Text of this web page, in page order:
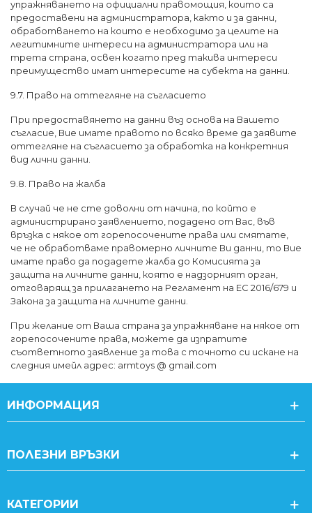
упражняването на официални правомощия, които са
предоставени на администратора, както и за данни,
обработването на които е необходимо за целите на
легитимните интереси на администратора или на
трета страна, освен когато пред такива интереси
преимущество имат интересите на субекта на данни.
9.7. Право на оттегляне на съгласието
При предоставянето на данни въз основа на Вашето
съгласие, Вие имате правото по всяко време да заявите
оттегляне на съгласието за обработка на конкретния
вид лични данни.
9.8. Право на жалба
В случай че не сте доволни от начина, по който е
администрирано заявлението, подадено от Вас, във
връзка с някое от горепосочените права или смятате,
че не обработваме правомерно личните Ви данни, то Вие
имате право да подадете жалба до Комисията за
защита на личните данни, която е надзорният орган,
отговарящ за прилагането на Регламент на ЕС 2016/679 и
Закона за защита на личните данни.
При желание от Ваша страна за упражняване на някое от
горепосочените права, можете да изпратите
съответното заявление за това с точното си искане на
следния имейл адрес: armtoys @ gmail.com
ИНФОРМАЦИЯ
ПОЛЕЗНИ ВРЪЗКИ
КАТЕГОРИИ